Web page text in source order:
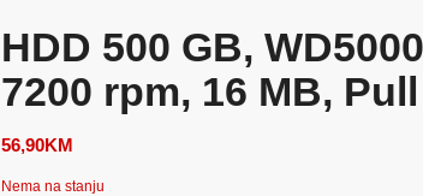
HDD 500 GB,
7200 rpm, 16 MB, Pull
56,90KM
Nema na stanju